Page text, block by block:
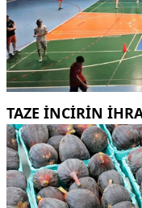
TAZE INCIRIN